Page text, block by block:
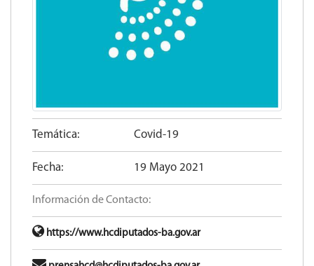
Temática: Covid-19
Fecha: 19 Mayo 2021
Información de Contacto:
https://www.hcdiputados-ba.gov.ar